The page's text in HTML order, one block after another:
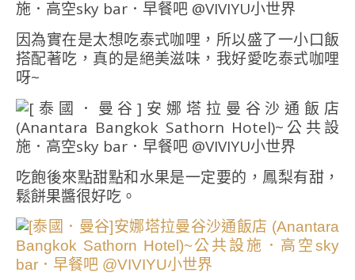
因為實在是太想吃泰式咖哩，所以盛了一小口飯
搭配著吃，真的是絕美滋味，我好愛吃泰式咖哩
呀~
吃飽後來點甜點和水果是一定要的，鳳梨有甜，
鬆餅果醬很好吃。